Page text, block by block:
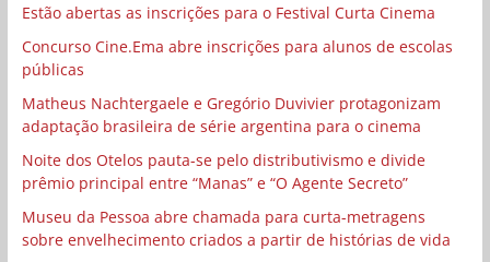
Estão abertas as inscrições para o Festival Curta Cinema
Concurso Cine.Ema abre inscrições para alunos de escolas
públicas
Matheus Nachtergaele e Gregório Duvivier protagonizam
adaptação brasileira de série argentina para o cinema
Noite dos Otelos pauta-se pelo distributivismo e divide
prêmio principal entre “Manas” e “O Agente Secreto”
Museu da Pessoa abre chamada para curta-metragens
sobre envelhecimento criados a partir de histórias de vida